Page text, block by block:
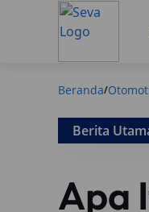
Beranda/
Berita
Apa